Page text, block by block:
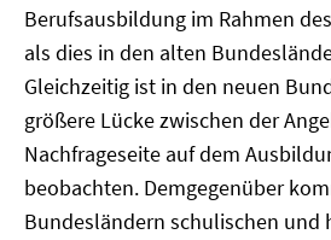
Berufsausbildung im Rahmen
als dies in den alten
Gleichzeitig ist in den neuen
größere Lücke zwischen der
Nachfrageseite auf dem
beobachten. Demgegenüber
Bundesländern schulischen und